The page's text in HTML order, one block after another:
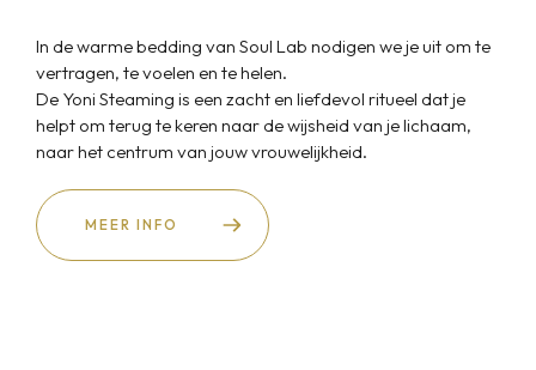
In de warme bedding van Soul Lab nodigen we je uit om te
vertragen, te voelen en te helen.
De Yoni Steaming is een zacht en liefdevol ritueel dat je
helpt om terug te keren naar de wijsheid van je lichaam,
naar het centrum van jouw vrouwelijkheid.
MEER INFO